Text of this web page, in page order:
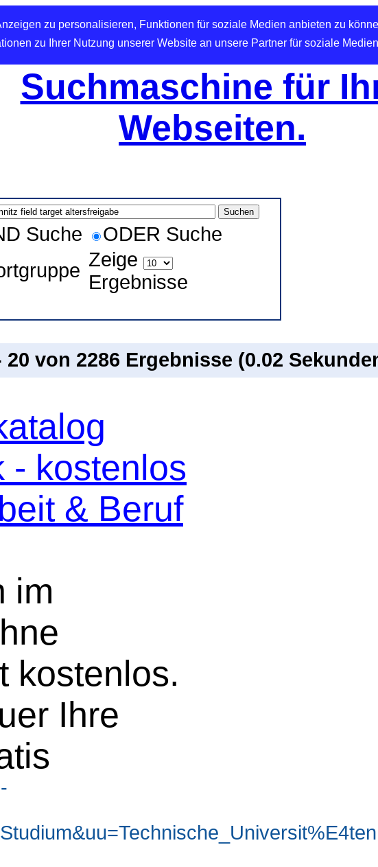
zu personalisieren, Funktionen für soziale Medien anbieten zu
zu Ihrer Nutzung unserer Website an unsere Partner für soziale
Suchmaschine für
Webseiten.
Suche
ODER Suche
Zeige
Ergebnisse
20 von 2286 Ergebnisse (0.02
- kostenlos
& Beruf
im
kostenlos.
Ihre